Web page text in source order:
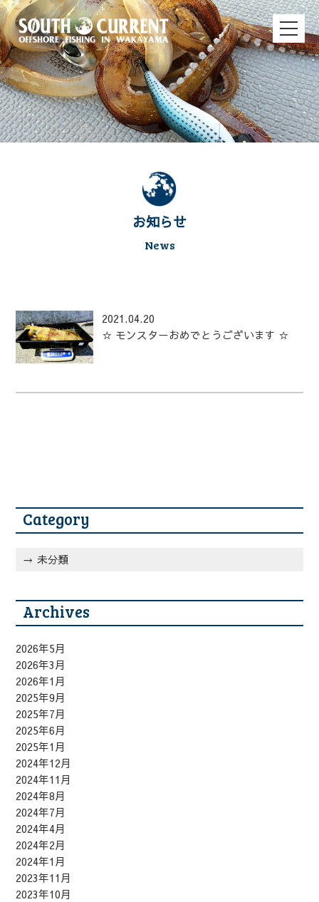
お知らせ
News
2021.04.20
☆ モンスターおめでとうございます ☆
Category
未分類
Archives
2026年5月
2026年3月
2026年1月
2025年9月
2025年7月
2025年6月
2025年1月
2024年12月
2024年11月
2024年8月
2024年7月
2024年4月
2024年2月
2024年1月
2023年11月
2023年10月